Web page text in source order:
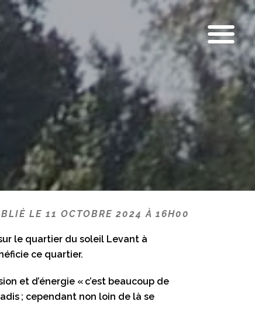
LE 11 OCTOBRE 2024 À 16H00
le quartier du soleil Levant à
ce quartier.
et d’énergie « c’est beaucoup de
; cependant non loin de là se